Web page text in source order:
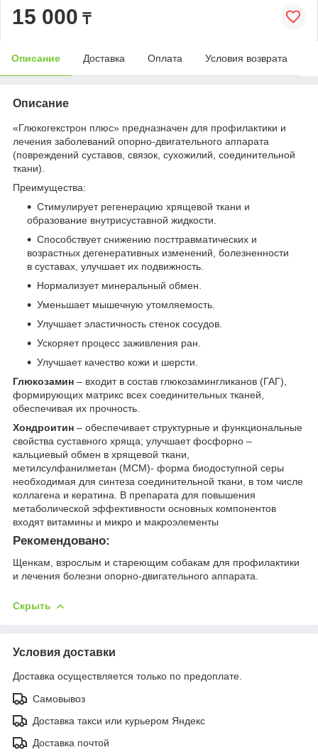
15 000 ₸
Описание Доставка Оплата Условия возврата
Описание
«Глюкогекстрон плюс» предназначен для профилактики и
лечения заболеваний опорно-двигательного аппарата
(повреждений суставов, связок, сухожилий, соединительной
ткани).
Преимущества:
Стимулирует регенерацию хрящевой ткани и
образование внутрисуставной жидкости.
Способствует снижению посттравматических и
возрастных дегенеративных изменений, болезненности
в суставах, улучшает их подвижность.
Нормализует минеральный обмен.
Уменьшает мышечную утомляемость.
Улучшает эластичность стенок сосудов.
Ускоряет процесс заживления ран.
Улучшает качество кожи и шерсти.
Глюкозамин – входит в состав глюкозамингликанов (ГАГ),
формирующих матрикс всех соединительных тканей,
обеспечивая их прочность.
Хондроитин – обеспечивает структурные и функциональные
свойства суставного хряща; улучшает фосфорно –
кальциевый обмен в хрящевой ткани,
метилсулфанилметан (МСМ)- форма биодоступной серы
необходимая для синтеза соединительной ткани, в том числе
коллагена и кератина. В препарата для повышения
метаболической эффективности основных компонентов
входят витамины и микро и макроэлементы
Рекомендовано:
Щенкам, взрослым и стареющим собакам для профилактики
и лечения болезни опорно-двигательного аппарата.
Скрыть
Условия доставки
Доставка осуществляется только по предоплате.
Самовывоз
Доставка такси или курьером Яндекс
Доставка почтой